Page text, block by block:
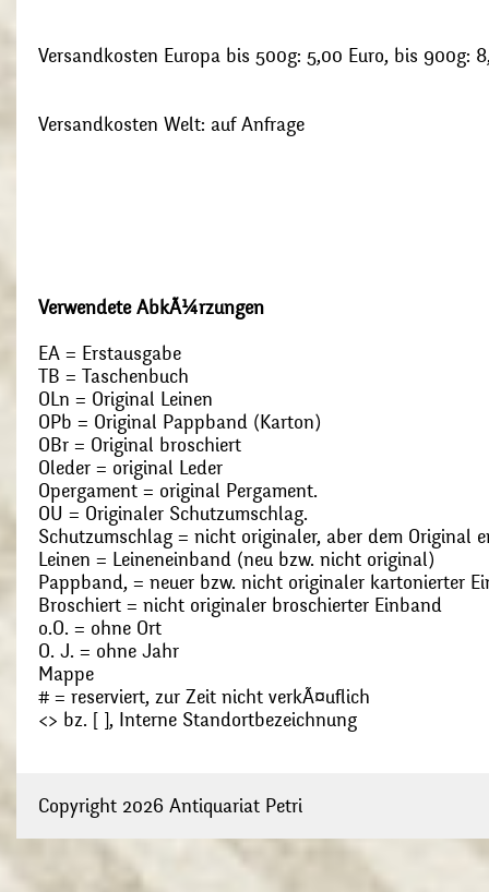
Versandkosten Europa bis 500g: 5,00 Euro, bis 900g:
Versandkosten Welt: auf Anfrage
Verwendete AbkÃ¼rzungen
EA = Erstausgabe
TB = Taschenbuch
OLn = Original Leinen
OPb = Original Pappband (Karton)
OBr = Original broschiert
Oleder = original Leder
Opergament = original Pergament.
OU = Originaler Schutzumschlag.
Schutzumschlag = nicht originaler, aber dem Original
Leinen = Leineneinband (neu bzw. nicht original)
Pappband, = neuer bzw. nicht originaler kartonierter
Broschiert = nicht originaler broschierter Einband
o.O. = ohne Ort
O. J. = ohne Jahr
Mappe
# = reserviert, zur Zeit nicht verkÃ¤uflich
<> bz. [ ], Interne Standortbezeichnung
Copyright 2026 Antiquariat Petri